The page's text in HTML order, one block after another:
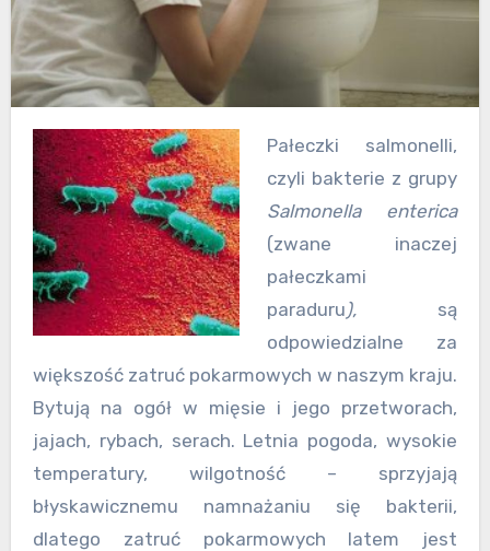
Pałeczki salmonelli,
czyli bakterie z grupy
Salmonella enterica
(zwane inaczej
pałeczkami
paraduru ), są
odpowiedzialne za
większość zatruć pokarmowych w naszym kraju.
Bytują na ogół w mięsie i jego przetworach,
jajach, rybach, serach. Letnia pogoda, wysokie
temperatury, wilgotność – sprzyjają
błyskawicznemu namnażaniu się bakterii,
dlatego zatruć pokarmowych latem jest